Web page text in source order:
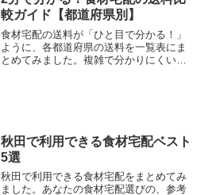
較ガイド【都道府県別】
食材宅配の送料が「ひと目で分かる！」
ように、各都道府県の送料を一覧表にま
とめてみました。複雑で分かりにくい食
秋田で利用できる食材宅配ベスト
5選
秋田で利用できる食材宅配をまとめてみ
ました。あなたの食材宅配選びの、参考